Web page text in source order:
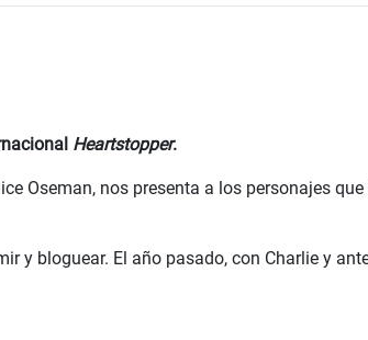
Heartstopper.
Oseman, nos presenta a los personajes
y bloguear. El año pasado, con Charlie y